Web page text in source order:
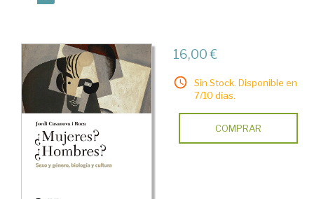
16,00 €
Sin Stock. Disponible en
7/10 días.
COMPRAR